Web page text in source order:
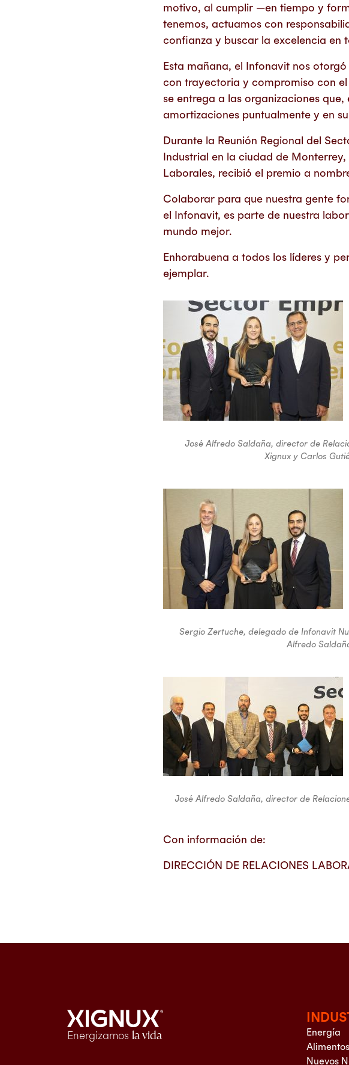
motivo, al cumplir —en tiempo y
tenemos, actuamos con
confianza y buscar la excelencia en
Esta mañana, el Infonavit nos
con trayectoria y compromiso con
se entrega a las organizaciones
amortizaciones puntualmente y en
Durante la Reunión Regional del
Industrial en la ciudad de
Laborales, recibió el premio a
Colaborar para que nuestra gente
el Infonavit, es parte de nuestra
mundo mejor.
Enhorabuena a todos los líderes y
ejemplar.
José Alfredo Saldaña, director de
Xignux y Carlos
Sergio Zertuche, delegado de Infonavit
Alfredo
José Alfredo Saldaña, director de
Con información de:
DIRECCIÓN DE RELACIONES
Energizamos la vida
Energía
Alimentos
Nuevos